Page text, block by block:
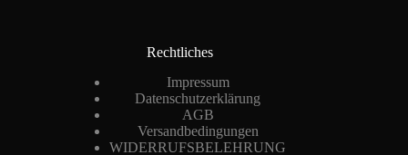
Rechtliches
Impressum
Datenschutzerklärung
AGB
Versandbedingungen
WIDERRUFSBELEHRUNG